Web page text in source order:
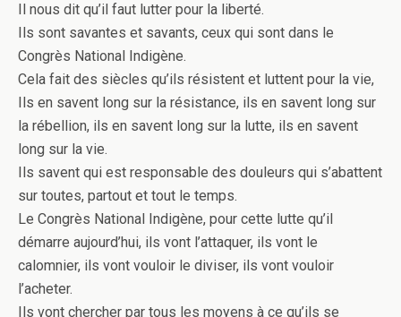
Il nous dit qu’il faut lutter pour la liberté.
Ils sont savantes et savants, ceux qui sont dans le
Congrès National Indigène.
Cela fait des siècles qu’ils résistent et luttent pour la vie,
Ils en savent long sur la résistance, ils en savent long sur
la rébellion, ils en savent long sur la lutte, ils en savent
long sur la vie.
Ils savent qui est responsable des douleurs qui s’abattent
sur toutes, partout et tout le temps.
Le Congrès National Indigène, pour cette lutte qu’il
démarre aujourd’hui, ils vont l’attaquer, ils vont le
calomnier, ils vont vouloir le diviser, ils vont vouloir
l’acheter.
Ils vont chercher par tous les moyens à ce qu’ils se